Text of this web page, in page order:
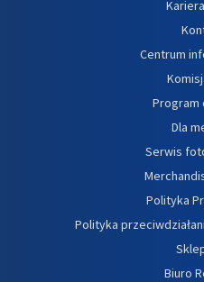
Centrum
Program
Dla
Serwis
Polityka
Polityka
Biuro